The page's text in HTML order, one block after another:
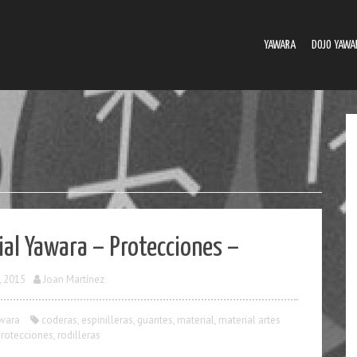
YAWARA DOJO
Yawara – Protecciones –
2015 Joan Martínez
coderas, espinilleras, guantes, material, material artes
, rodilleras